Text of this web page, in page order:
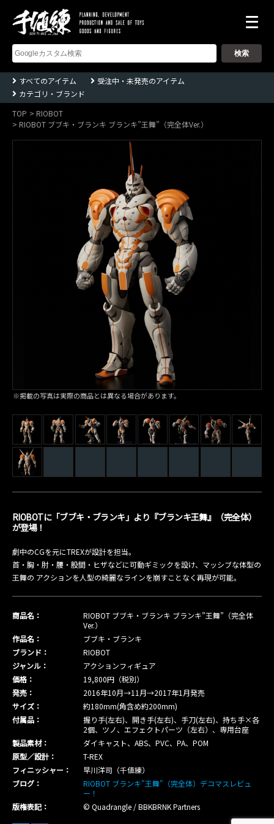
式
会
千
値
練
ー
Sentinel
co.,ltd
すべてのアイテム
受注中・未発売のアイテム
カテゴリ・ブランド
TOP
RIOBOT
RIOBOT ブブキ・ブランキ ブランキ”王舞”（完全体Ver.）
※掲載の写真は実際の商品とは異なる場合があります。
RIOBOTに「ブブキ・ブランキ」より『ブランキ王舞』（完全体）
が登場！
劇中のCGを元にTREXが設計を担当。
首・胸・肘・腰・股間・ヒザなどに可動ギミックを設け、マッシブな体型の
王舞の アクションを人型の綺麗なラインを崩すことなく再現が可能。
商品名：
RIOBOT ブブキ・ブランキ ブランキ”王舞”（完全体
Ver.）
作品名：
ブブキ・ブランキ
ブランド：
RIOBOT
ジャンル：
アクションフィギュア
価格：
19,800円（税別）
発売：
2016年10月→11月→2017年1月発売
サイズ：
約180mm(角含め約200mm)
付属品：
握り手(左右)、開き手(左右)、手刀(左右)、持ち手×各
2個、ツノ、エフェクトパーツ（左右）、専用台座
製品素材：
ダイキャスト、ABS、PVC、PA、POM
原型／設計：
T-REX
フィニッシャー：
早川洋司（千値練）
ブログ：
RIOBOT ブランキ"王舞"（完全体）デコマスレビュ
ー！
版権表記：
© Quadrangle / BBKBRNK Partners